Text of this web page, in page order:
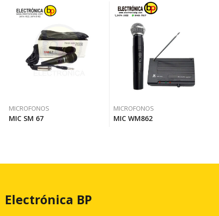
MICROFONOS
MIC SM 67
MICROFONOS
MIC WM862
Electrónica BP